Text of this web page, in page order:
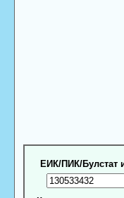
ЕИК/ПИК/Булстат